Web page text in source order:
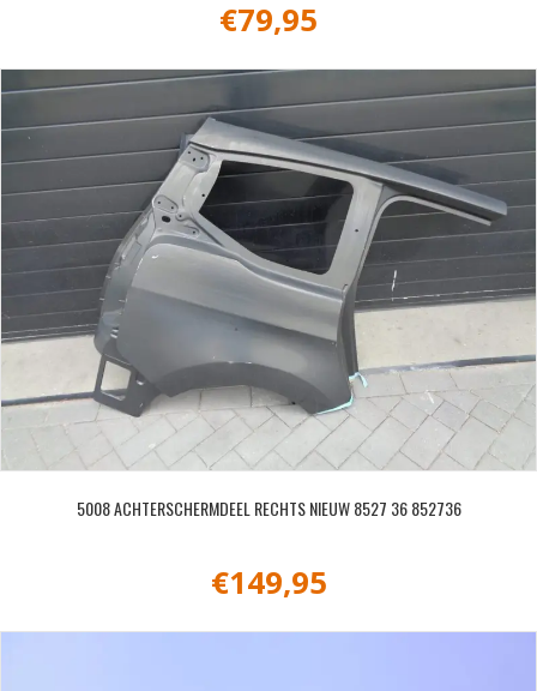
€79,95
5008 ACHTERSCHERMDEEL RECHTS NIEUW 8527 36 852736
€149,95